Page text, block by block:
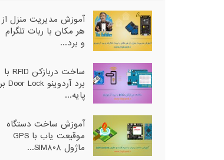
آموزش مدیریت منزل از
هر مکان با ربات تلگرام
و برد...
ساخت دربازکن RFID با
برد آردوینو Door Lock بر
پایه...
آموزش ساخت دستگاه
موقیعت یاب با GPS
ماژول SIM808...